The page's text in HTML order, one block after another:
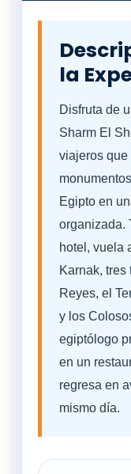
la
Disfruta de
Sharm El
viajeros
Egipto en
organizada.
hotel, vuela
Karnak,
Reyes, el
y los
egiptólogo
en un
regresa en
mismo día.